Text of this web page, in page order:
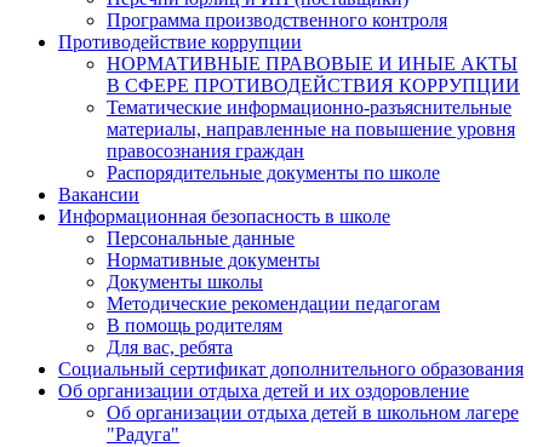
Программа производственного контроля
Противодействие коррупции
НОРМАТИВНЫЕ ПРАВОВЫЕ И ИНЫЕ АКТЫ
В СФЕРЕ ПРОТИВОДЕЙСТВИЯ КОРРУПЦИИ
Тематические информационно-разъяснительные
материалы, направленные на повышение уровня
правосознания граждан
Распорядительные документы по школе
Вакансии
Информационная безопасность в школе
Персональные данные
Нормативные документы
Документы школы
Методические рекомендации педагогам
В помощь родителям
Для вас, ребята
Социальный сертификат дополнительного образования
Об организации отдыха детей и их оздоровление
Об организации отдыха детей в школьном лагере
"Радуга"